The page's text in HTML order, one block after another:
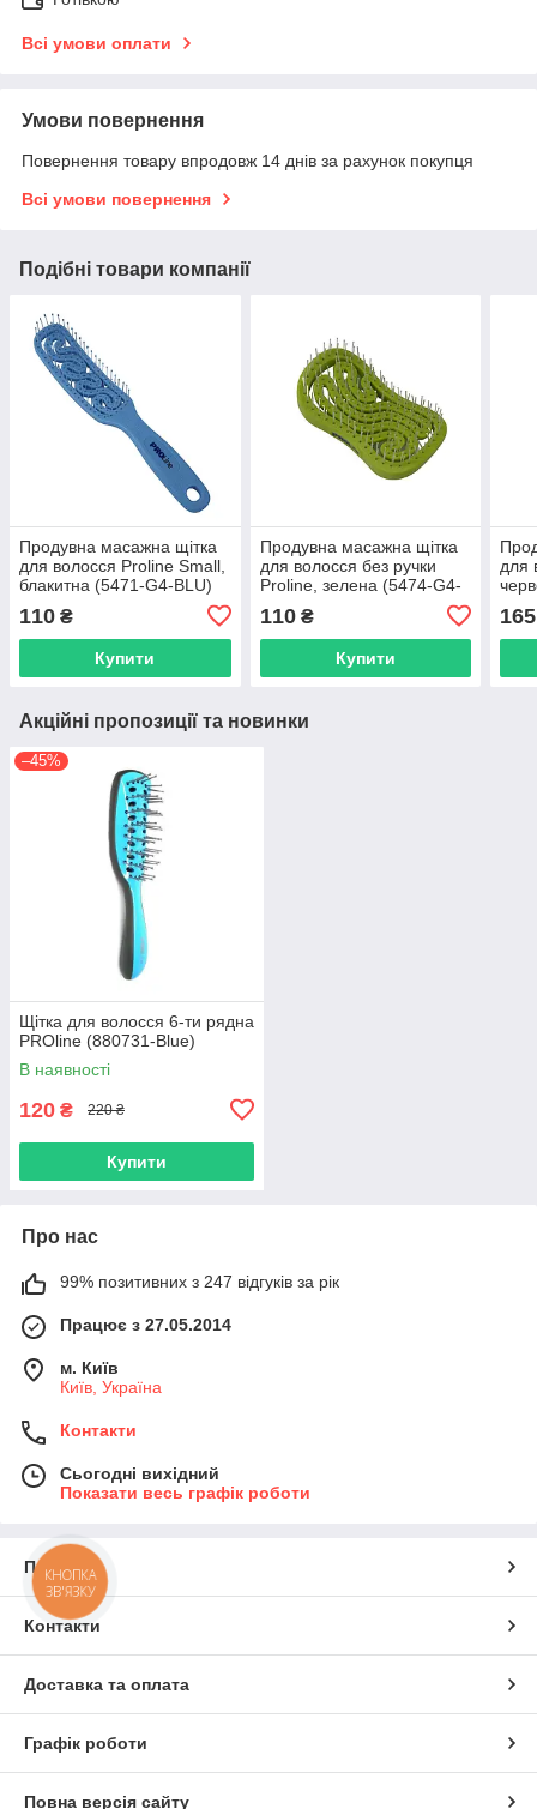
Всі умови оплати
Умови повернення
Повернення товару впродовж 14 днів за рахунок покупця
Всі умови повернення
Подібні товари компанії
Продувна масажна щітка
для волосся Proline Small,
блакитна (5471-G4-BLU)
110 ₴
Купити
Продувна масажна щітка
для волосся без ручки
Proline, зелена (5474-G4-
110₴
Купити
для
165
Акційні пропозиції та новинки
–45%
Щітка для волосся 6-ти рядна
PROline (880731-Blue)
В наявності
120 ₴ 220 ₴
Купити
Про нас
99% позитивних з 247 відгуків за рік
Працює з 27.05.2014
м. Київ
Київ, Україна
Контакти
Сьогодні вихідний
Показати весь графік роботи
Про нас
Контакти
Доставка та оплата
Графік роботи
Повна версія сайту
КНОПКА
ЗВ'ЯЗКУ